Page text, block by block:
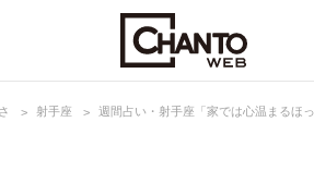
射手座 週間占い・射手座「家では心温まるほ